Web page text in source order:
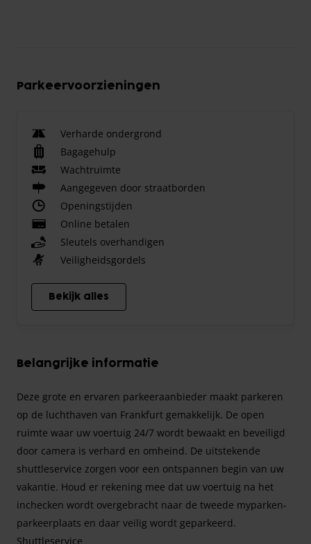
Parkeervoorzieningen
Verharde ondergrond
Bagagehulp
Wachtruimte
Aangegeven door straatborden
Openingstijden
Online betalen
Sleutels overhandigen
Veiligheidsgordels
Bekijk alles
Belangrijke informatie
Deze grote en ervaren parkeeraanbieder maakt parkeren
op de luchthaven van Frankfurt gemakkelijk. De open
ruimte waar uw voertuig 24/7 wordt bewaakt en beveiligd
door camera is verhard en omheind. De uitstekende
shuttleservice zorgen voor een ontspannen begin van uw
vakantie. Houd er rekening mee dat uw voertuig na het
inchecken wordt overgebracht naar de tweede myparken-
parkeerplaats en daar veilig wordt geparkeerd.
Shuttleservice